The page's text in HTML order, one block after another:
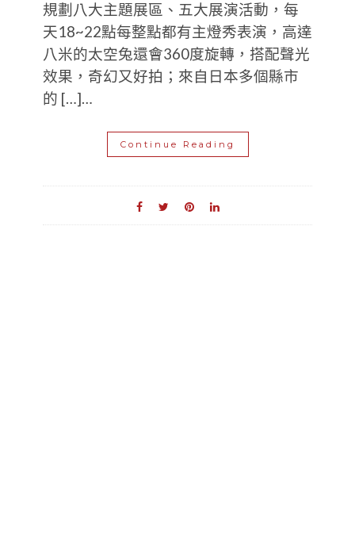
規劃八大主題展區、五大展演活動，每
天18~22點每整點都有主燈秀表演，高達
八米的太空兔還會360度旋轉，搭配聲光
效果，奇幻又好拍；來自日本多個縣市
的 […]…
Continue Reading